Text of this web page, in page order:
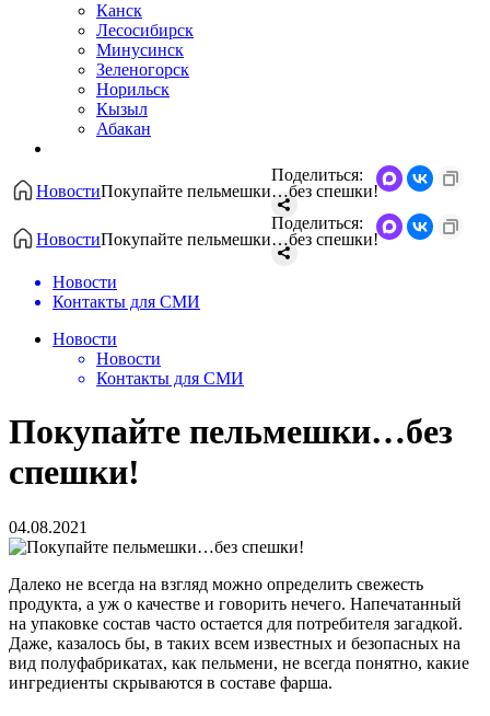
Канск
Лесосибирск
Минусинск
Зеленогорск
Норильск
Кызыл
Абакан
Новости​Покупайте пельмешки…без спешки!
Поделиться:
Новости​Покупайте пельмешки…без спешки!
Поделиться:
Новости
Контакты для СМИ
Новости
Новости
Контакты для СМИ
​Покупайте пельмешки…без
спешки!
04.08.2021
Далеко не всегда на взгляд можно определить свежесть
продукта, а уж о качестве и говорить нечего. Напечатанный
на упаковке состав часто остается для потребителя загадкой.
Даже, казалось бы, в таких всем известных и безопасных на
вид полуфабрикатах, как пельмени, не всегда понятно, какие
ингредиенты скрываются в составе фарша.